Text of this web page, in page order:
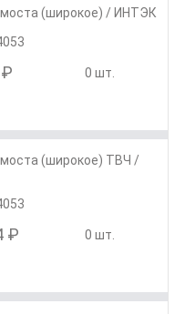
моста (широкое) / ИНТЭК
0 шт.
моста (широкое) ТВЧ /
₽ 0 шт.